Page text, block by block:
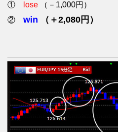
①
lose （－1,000円）
② win （＋2,080円）